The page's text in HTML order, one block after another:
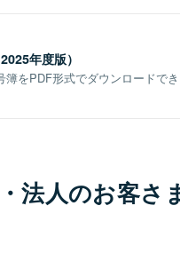
年度版）
簿をPDF形式でダウンロードでき
法人のお客さ